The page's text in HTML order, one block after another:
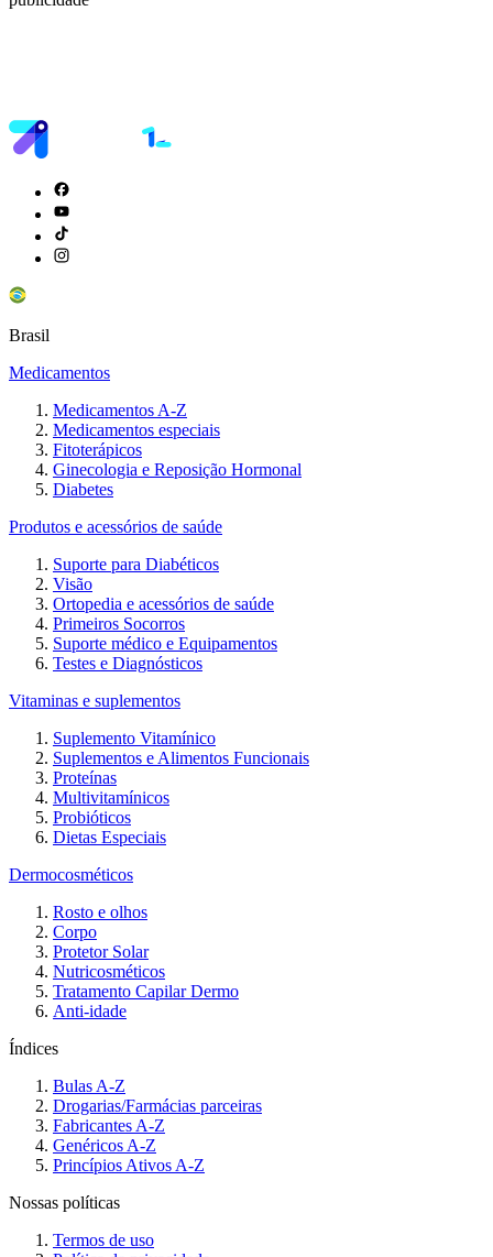
Brasil
Medicamentos
Medicamentos A-Z
Medicamentos especiais
Fitoterápicos
Ginecologia e Reposição Hormonal
Diabetes
Produtos e acessórios de saúde
Suporte para Diabéticos
Visão
Ortopedia e acessórios de saúde
Primeiros Socorros
Suporte médico e Equipamentos
Testes e Diagnósticos
Vitaminas e suplementos
Suplemento Vitamínico
Suplementos e Alimentos Funcionais
Proteínas
Multivitamínicos
Probióticos
Dietas Especiais
Dermocosméticos
Rosto e olhos
Corpo
Protetor Solar
Nutricosméticos
Tratamento Capilar Dermo
Anti-idade
Índices
Bulas A-Z
Drogarias/Farmácias parceiras
Fabricantes A-Z
Genéricos A-Z
Princípios Ativos A-Z
Nossas políticas
Termos de uso